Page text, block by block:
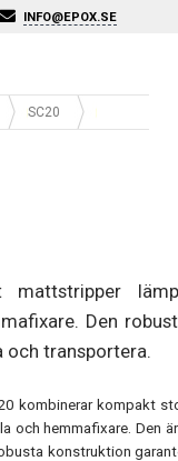
INFO@EPOX.SE
SC20
Den
och transportera.
kombinerar kompakt
och hemmafixare. Den
konstruktion